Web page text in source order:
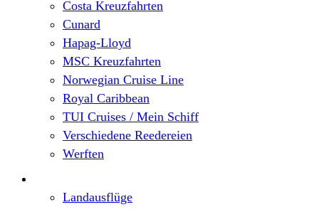
Costa Kreuzfahrten
Cunard
Hapag-Lloyd
MSC Kreuzfahrten
Norwegian Cruise Line
Royal Caribbean
TUI Cruises / Mein Schiff
Verschiedene Reedereien
Werften
Landausflüge